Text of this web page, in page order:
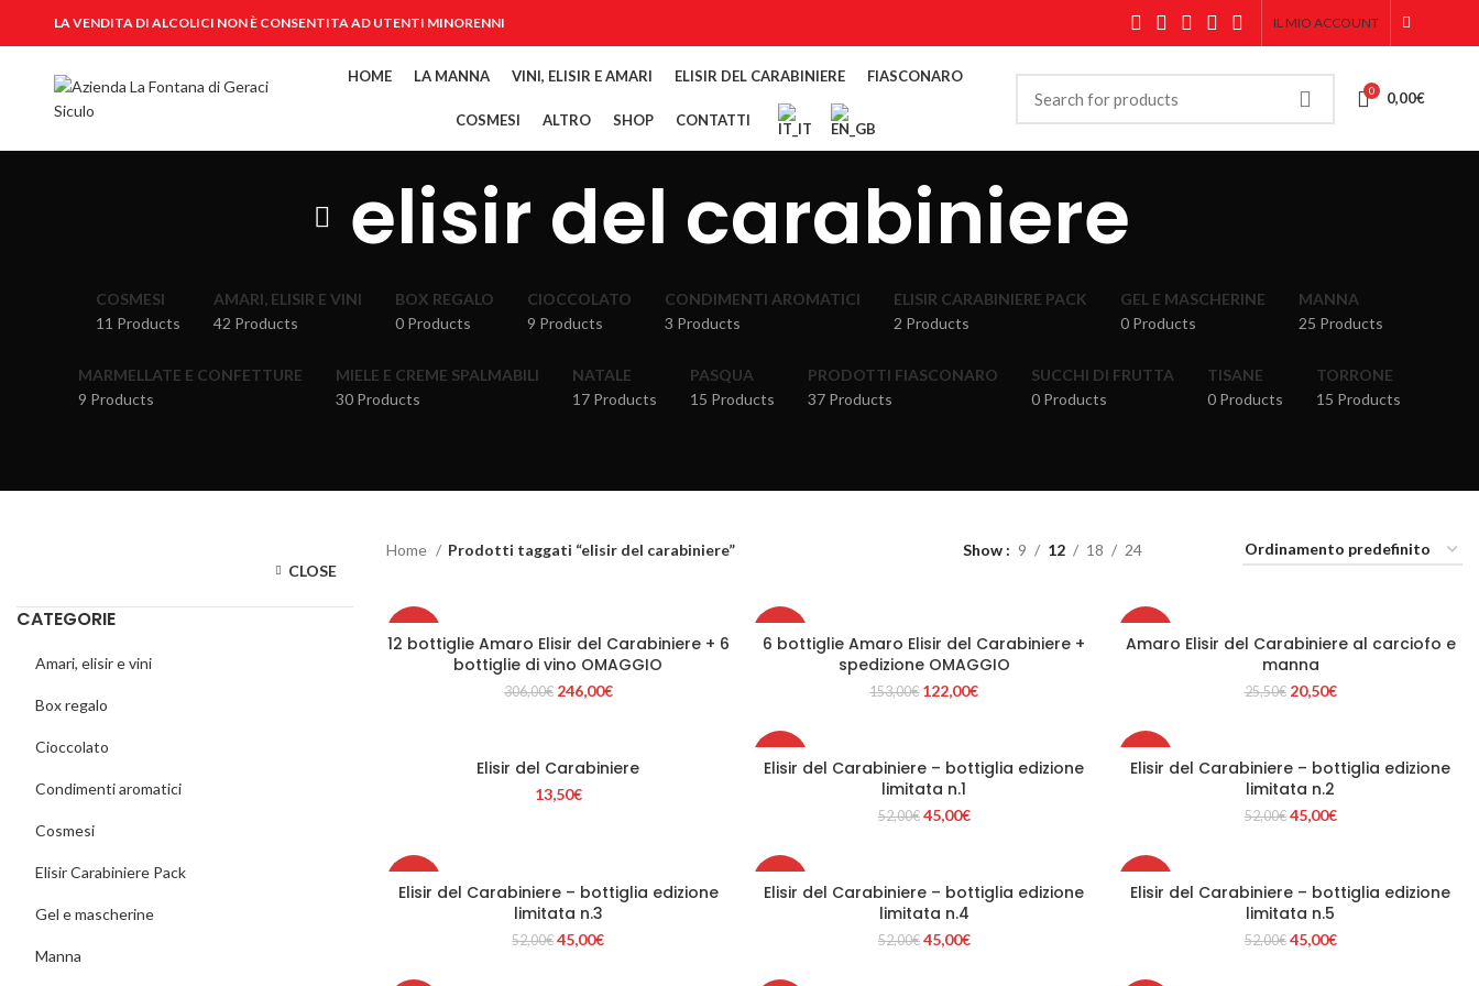
LA VENDITA DI ALCOLICI NON È CONSENTITA AD UTENTI MINORENNI IL MIO ACCOUNT
HOME LA MANNA VINI, ELISIR E AMARI ELISIR DEL CARABINIERE FIASCONARO
COSMESI ALTRO SHOP CONTATTI
0 0,00€
elisir del carabiniere
COSMESI
11 Products
AMARI, ELISIR E VINI
42 Products
BOX REGALO
0 Products
CIOCCOLATO
9 Products
CONDIMENTI AROMATICI
3 Products
ELISIR CARABINIERE PACK
2 Products
GEL E MASCHERINE
0 Products
MANNA
25 Products
MARMELLATE E CONFETTURE
9 Products
MIELE E CREME SPALMABILI
30 Products
NATALE
17 Products
PASQUA
15 Products
PRODOTTI FIASCONARO
37 Products
SUCCHI DI FRUTTA
0 Products
TISANE
0 Products
TORRONE
15 Products
CLOSE
CATEGORIE
Amari, elisir e vini
Box regalo
Cioccolato
Condimenti aromatici
Cosmesi
Elisir Carabiniere Pack
Gel e mascherine
Manna
Home Prodotti taggati “elisir del carabiniere” Show 9 12 18 24
-20%
SCEGLI
12 bottiglie Amaro Elisir del Carabiniere + 6
bottiglie di vino OMAGGIO
306,00€ Il
306,00€.
246,00€Il
246,00€.
-20%
AGGIUNGI AL CARRELLO
6 bottiglie Amaro Elisir del Carabiniere +
spedizione OMAGGIO
153,00€ Il
153,00€.
122,00€Il
122,00€.
AGGIUNGI AL CARRELLO
Amaro Elisir del Carabiniere al carciofo e
manna
25,50€ Il
25,50€.
20,50€Il
20,50€.
AGGIUNGI AL CARRELLO
Elisir del Carabiniere
13,50€
-13%
AGGIUNGI AL CARRELLO
Elisir del Carabiniere – bottiglia edizione
limitata n.1
52,00€ Il
52,00€.
45,00€Il
45,00€.
-13%
AGGIUNGI AL CARRELLO
Elisir del Carabiniere – bottiglia edizione
limitata n.2
52,00€ Il
52,00€.
45,00€Il
45,00€.
-13%
AGGIUNGI AL CARRELLO
Elisir del Carabiniere – bottiglia edizione
limitata n.3
52,00€ Il
45,00€Il
-13%
AGGIUNGI AL CARRELLO
Elisir del Carabiniere – bottiglia edizione
limitata n.4
52,00€ Il
45,00€Il
-13%
AGGIUNGI AL CARRELLO
Elisir del Carabiniere – bottiglia edizione
limitata n.5
52,00€ Il
45,00€Il